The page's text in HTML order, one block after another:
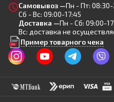
Самовывоз —Пн - Пт:
Сб - Вс: 09:00-17:45
Доставка —Пн - Сб: 09:00-
Вс: доставка не
Пример товарного чека